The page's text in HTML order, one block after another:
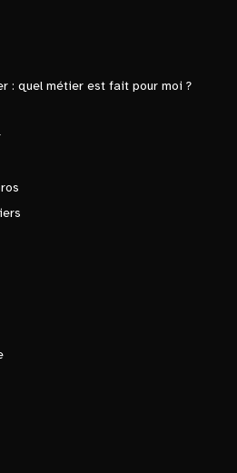
: quel métier est fait pour moi ?